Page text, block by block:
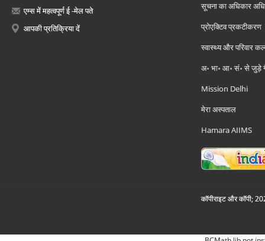
एम्स में महत्वपूर्ण ई -मेल पते
आपकी प्रतिक्रिया दें
सूचना का अधिकार
प्रोएक्टिव प्रकटीकरण
स्वास्थ्य और परिवार
अ॰ भा॰ आ॰ सं॰ से जुड़े
Mission Delhi
मेरा अस्पताल
Hamara AIIMS
कॉपीराइट और कॉपी;